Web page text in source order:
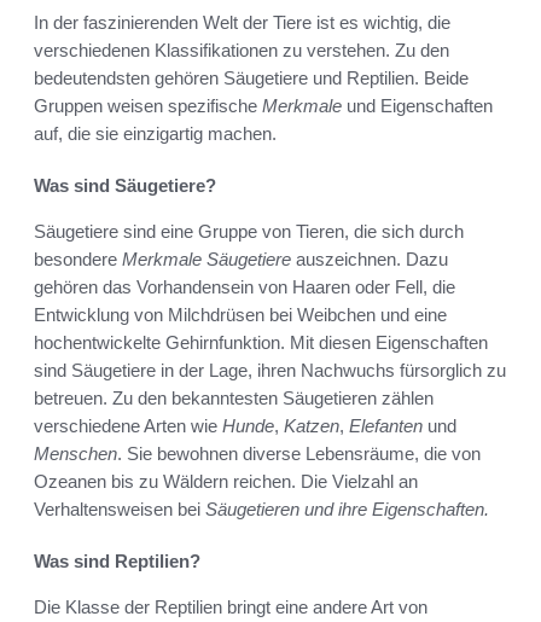
In der faszinierenden Welt der Tiere ist es wichtig, die
verschiedenen Klassifikationen zu verstehen. Zu den
bedeutendsten gehören Säugetiere und Reptilien. Beide
Gruppen weisen spezifische Merkmale und Eigenschaften
auf, die sie einzigartig machen.
Was sind Säugetiere?
Säugetiere sind eine Gruppe von Tieren, die sich durch
besondere Merkmale Säugetiere auszeichnen. Dazu
gehören das Vorhandensein von Haaren oder Fell, die
Entwicklung von Milchdrüsen bei Weibchen und eine
hochentwickelte Gehirnfunktion. Mit diesen Eigenschaften
sind Säugetiere in der Lage, ihren Nachwuchs fürsorglich zu
betreuen. Zu den bekanntesten Säugetieren zählen
verschiedene Arten wie Hunde, Katzen, Elefanten und
Menschen. Sie bewohnen diverse Lebensräume, die von
Ozeanen bis zu Wäldern reichen. Die Vielzahl an
Verhaltensweisen bei Säugetieren und ihre Eigenschaften.
Was sind Reptilien?
Die Klasse der Reptilien bringt eine andere Art von